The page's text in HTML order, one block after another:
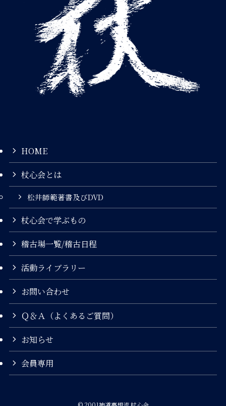
HOME
杖心会とは
松井師範著書及びDVD
杖心会で学ぶもの
稽古場一覧/稽古日程
活動ライブラリー
お問い合わせ
Ｑ＆Ａ（よくあるご質問）
お知らせ
会員専用